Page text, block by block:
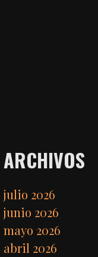
ARCHIVOS
julio 2026
junio 2026
mayo 2026
abril 2026